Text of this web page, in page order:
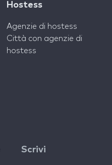
Hostess
Agenzie di hostess
Città con agenzie di
hostess
Scrivi